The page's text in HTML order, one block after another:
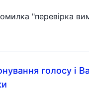
"перевірка
голосу і